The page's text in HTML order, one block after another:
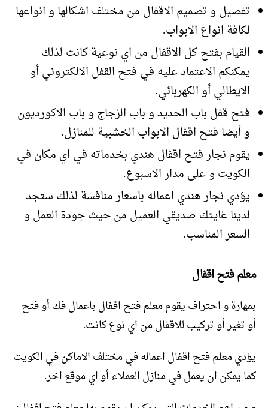
تفصيل و تصميم الاقفال من مختلف اشكالها و انواعها
لكافة انواع الابواب.
القيام بفتح كل الاقفال من اي نوعية كانت لذلك
يمكنكم الاعتماد عليه في فتح القفل الالكتروني أو
الايطالي أو الكهربائي.
فتح قفل باب الحديد و باب الزجاج و باب الاكورديون
و أيضا فتح اقفال الابواب الخشبية للمنازل.
يقوم نجار فتح اقفال هندي بخدماته في اي مكان في
الكويت و على مدار الاسبوع.
يؤدي نجار هندي اعماله باسعار منافسة لذلك ستجد
لدينا غايتك صديقي العميل من حيث جودة العمل و
السعر المناسب.
معلم فتح اقفال
بمهارة و احتراف يقوم معلم فتح اقفال باعمال فك أو فتح
أو تغير أو تركيب للاقفال من اي نوع كانت.
يؤدي معلم فتح اقفال اعماله في مختلف الاماكن في الكويت
كما يمكن ان يعمل في منازل العملاء أو اي موقع اخر.